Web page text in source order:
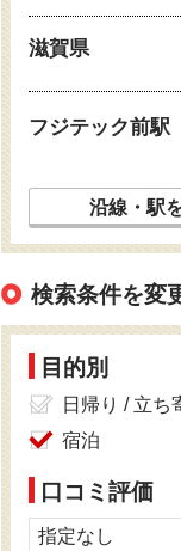
滋賀県
フジテック前駅
沿線・駅
検索条件を変
目的別
日帰り / 立ち
宿泊
口コミ評価
指定なし